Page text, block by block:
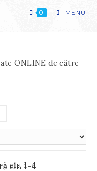
0 MENU
ONLINE de către